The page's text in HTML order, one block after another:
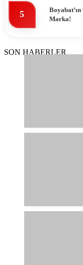
5
Marka!
SON HABERLER